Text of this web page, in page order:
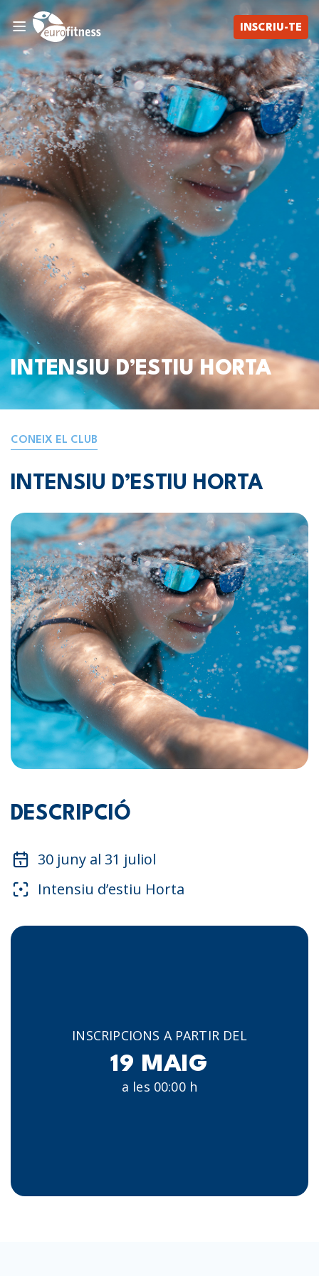
INSCRIU-TE
INTENSIU D’ESTIU HORTA
CONEIX EL CLUB
INTENSIU D’ESTIU HORTA
DESCRIPCIÓ
30 juny al 31 juliol
Intensiu d’estiu Horta
INSCRIPCIONS A PARTIR DEL
19 MAIG
a les 00:00 h